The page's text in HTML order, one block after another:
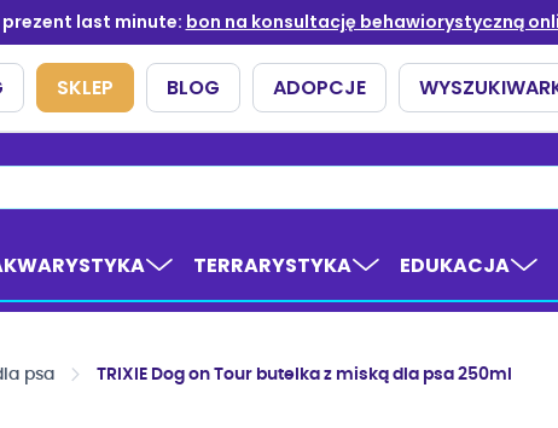
TERRARYSTYKA EDUKACJA
psa TRIXIE Dog on Tour butelka z miską dla psa 250ml